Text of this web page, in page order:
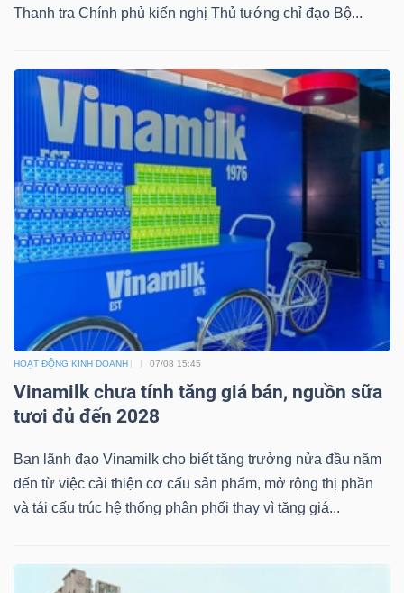
Thanh tra Chính phủ kiến nghị Thủ tướng chỉ đạo Bộ...
HOẠT ĐỘNG KINH DOANH 07/08 15:45
Vinamilk chưa tính tăng giá bán, nguồn sữa
tươi đủ đến 2028
Ban lãnh đạo Vinamilk cho biết tăng trưởng nửa đầu năm
đến từ việc cải thiện cơ cấu sản phẩm, mở rộng thị phần
và tái cấu trúc hệ thống phân phối thay vì tăng giá...
đạo
Tất cả Người nội bộ Người liên quan Cổ đông lớn
Tin
tức
(-)
Bài
viết
giả
(-)
Báo
phân
tích
(-)
Thuật